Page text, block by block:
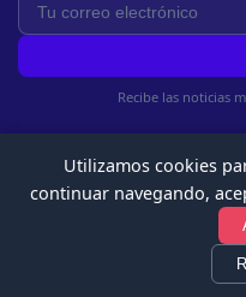
Recibe las noticias
© 2026
Utilizamos cookies
continuar navegando,